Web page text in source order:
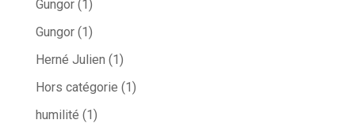
Gungor(1)
Gungor(1)
Herné Julien (1)
Hors catégorie (1)
humilité (1)